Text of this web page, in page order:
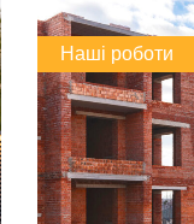
Наші роботи